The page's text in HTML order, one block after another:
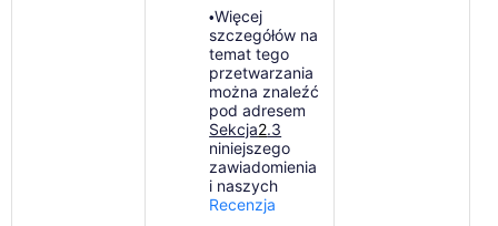
•Więcej
szczegółów na
temat tego
przetwarzania
można znaleźć
pod adresem
Sekcja2.3
niniejszego
zawiadomienia
i naszych
Recenzja